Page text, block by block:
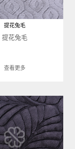
提花兔毛
提花兔毛
查看更多